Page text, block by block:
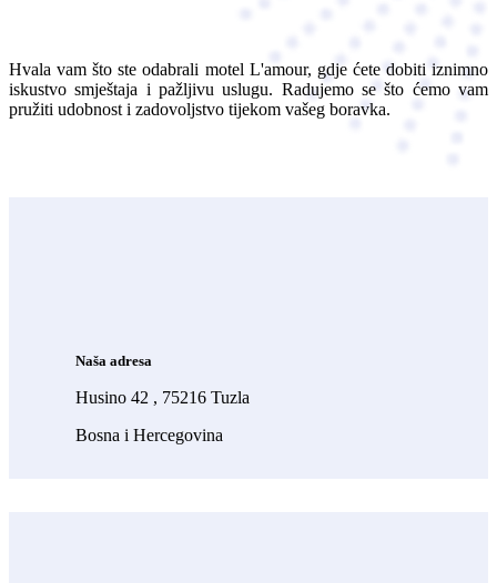
Hvala vam što ste odabrali motel L'amour, gdje ćete dobiti iznimno
iskustvo smještaja i pažljivu uslugu. Radujemo se što ćemo vam
pružiti udobnost i zadovoljstvo tijekom vašeg boravka.
Naša adresa
Husino 42 , 75216 Tuzla
Bosna i Hercegovina